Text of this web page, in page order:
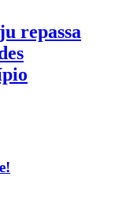
repassa